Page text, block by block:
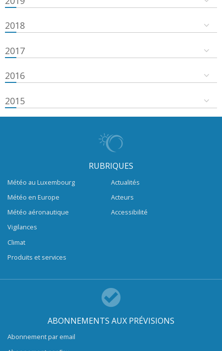
2018
2017
2016
2015
RUBRIQUES
Météo au Luxembourg
Météo en Europe
Météo aéronautique
Vigilances
Climat
Produits et services
Actualités
Acteurs
Accessibilité
ABONNEMENTS AUX PRÉVISIONS
Abonnement par email